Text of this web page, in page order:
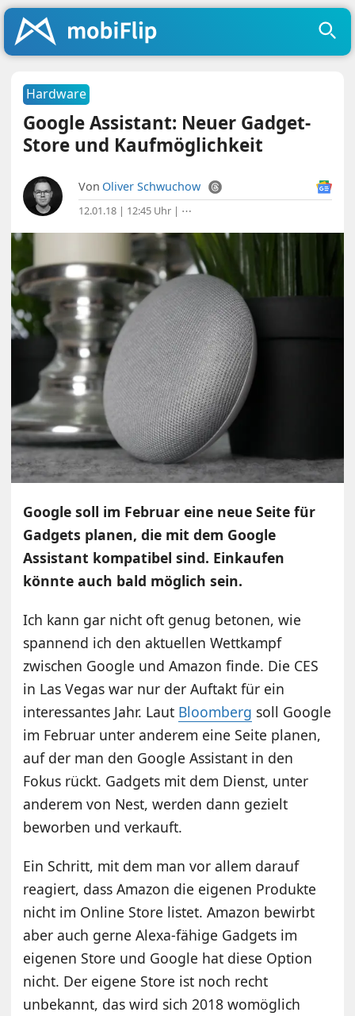
Hardware
Google Assistant: Neuer Gadget-
Store und Kaufmöglichkeit
Von Oliver Schwuchow
12.01.18 | 12:45 Uhr | ⋯
Google soll im Februar eine neue Seite für
Gadgets planen, die mit dem Google
Assistant kompatibel sind. Einkaufen
könnte auch bald möglich sein.
Ich kann gar nicht oft genug betonen, wie
spannend ich den aktuellen Wettkampf
zwischen Google und Amazon finde. Die CES
in Las Vegas war nur der Auftakt für ein
interessantes Jahr. Laut Bloomberg soll Google
im Februar unter anderem eine Seite planen,
auf der man den Google Assistant in den
Fokus rückt. Gadgets mit dem Dienst, unter
anderem von Nest, werden dann gezielt
beworben und verkauft.
Ein Schritt, mit dem man vor allem darauf
reagiert, dass Amazon die eigenen Produkte
nicht im Online Store listet. Amazon bewirbt
aber auch gerne Alexa-fähige Gadgets im
eigenen Store und Google hat diese Option
nicht. Der eigene Store ist noch recht
unbekannt, das wird sich 2018 womöglich